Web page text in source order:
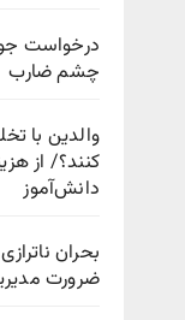
درخواست
چشم ضارب
والدین با
کنند؟/ از
دانش‌آموز
ضرورت